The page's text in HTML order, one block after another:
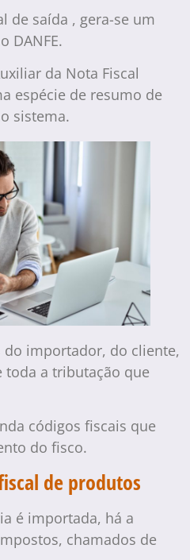
de saída , gera-se um
DANFE.
da Nota Fiscal
espécie de resumo de
sistema.
do importador, do cliente,
toda a tributação que
códigos fiscais que
do fisco.
de produtos
é importada, há a
chamados de